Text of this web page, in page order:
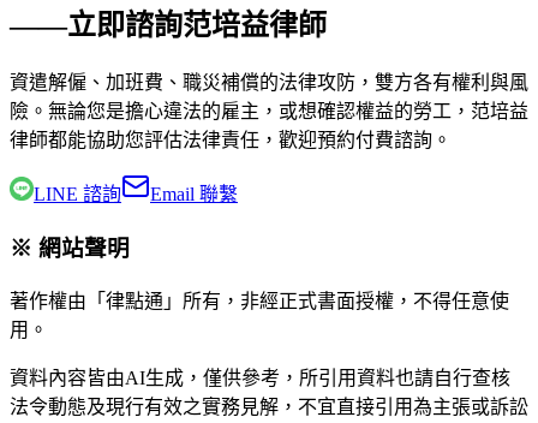
——立即諮詢范培益律師
資遣解僱、加班費、職災補償的法律攻防，雙方各有權利與風
險。無論您是擔心違法的雇主，或想確認權益的勞工， 范培益
律師都能協助您評估法律責任，歡迎預約付費諮詢。
LINE 諮詢 Email 聯繫
※ 網站聲明
著作權由「律點通」所有，非經正式書面授權，不得任意使
用。
資料內容皆由AI生成，僅供參考，所引用資料也請自行查核
法令動態及現行有效之實務見解，不宜直接引用為主張或訴訟